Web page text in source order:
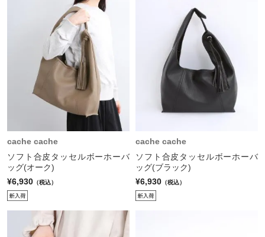
cache cache
ソフト合皮タッセルボーホーバ
ッグ(オーク)
¥6,930 （税込）
cache cache
ソフト合皮タッセルボーホーバ
ッグ(ブラック)
¥6,930 （税込）